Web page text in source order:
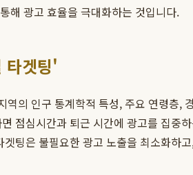
해 광고 효율을 극대화하는 것입니다.
타겟팅'
역의 인구 통계학적 특성, 주요 연령층
점심시간과 퇴근 시간에 광고를 집중
팅은 불필요한 광고 노출을 최소화